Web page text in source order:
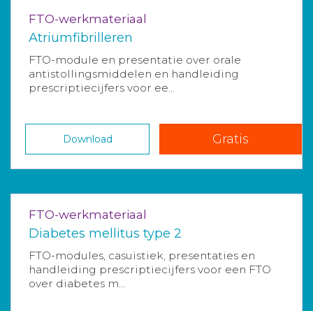
FTO-werkmateriaal
Atriumfibrilleren
FTO-module en presentatie over orale
antistollingsmiddelen en handleiding
prescriptiecijfers voor ee...
Download Gratis
FTO-werkmateriaal
Diabetes mellitus type 2
FTO-modules, casuïstiek, presentaties en
handleiding prescriptiecijfers voor een FTO
over diabetes m...